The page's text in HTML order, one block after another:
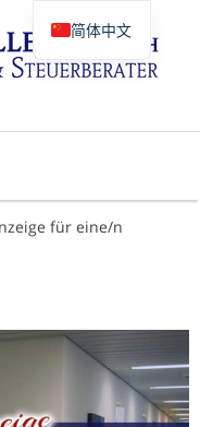
für eine/n
简体中文
Deutsch
Русский